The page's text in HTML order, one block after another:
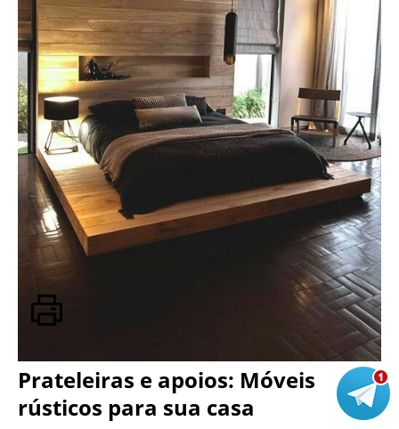
Prateleiras e apoios: Móveis
rústicos para sua casa